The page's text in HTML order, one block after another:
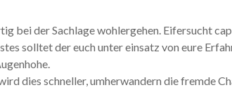
bei der Sachlage wohlergehen. Eifersucht
solltet der euch unter einsatz von eure
dies schneller, umherwandern die fremde